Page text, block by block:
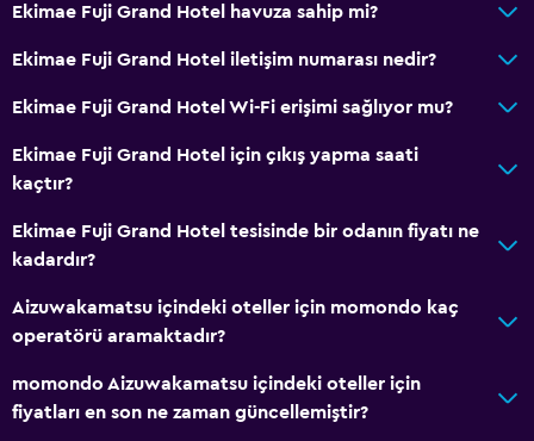
Ekimae Fuji Grand Hotel havuza sahip mi?
Ekimae Fuji Grand Hotel iletişim numarası nedir?
Ekimae Fuji Grand Hotel Wi-Fi erişimi sağlıyor mu?
Ekimae Fuji Grand Hotel için çıkış yapma saati
kaçtır?
Ekimae Fuji Grand Hotel tesisinde bir odanın fiyatı ne
kadardır?
Aizuwakamatsu içindeki oteller için momondo kaç
operatörü aramaktadır?
momondo Aizuwakamatsu içindeki oteller için
fiyatları en son ne zaman güncellemiştir?